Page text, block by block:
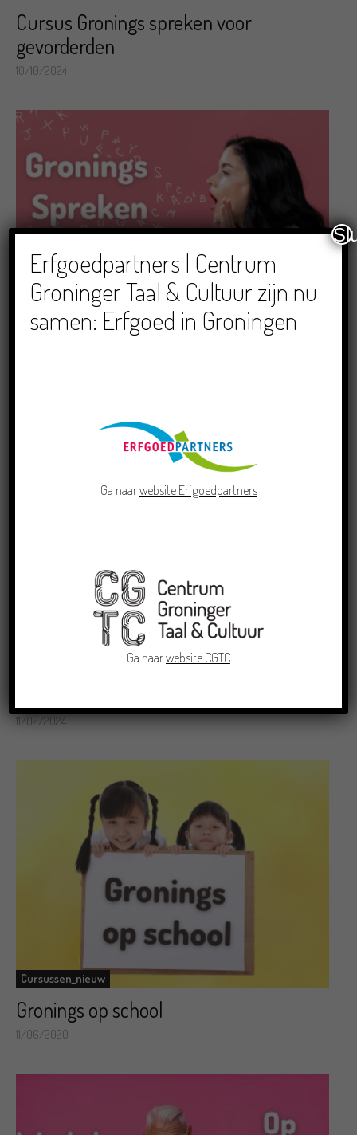
Cursus Gronings spreken voor
gevorderden
10/10/2024
Cursussen_nieuw
11/02/2024
Cursussen_nieuw
Gronings op school
11/06/2020
Erfgoedpartners | Centrum
Groninger Taal & Cultuur zijn nu
samen: Erfgoed in Groningen
Ga naarwebsite Erfgoedpartners
Ga naarwebsite CGTC